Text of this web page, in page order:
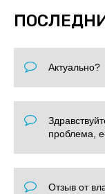
Актуально?
проблема,
Отзыв от